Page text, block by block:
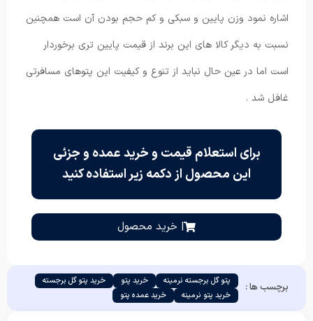
اشاره نمود وزن پایین و سبکی و کم حجم بودن آن است همچنین
نسبت به دیگر کالا های این برند از قیمت پایین تری برخوردار
است اما در عین حال نباید از تنوع و کیفیت این پتوهای مسافرتی
غافل شد .
برای استعلام قیمت و خرید عمده و جزئی
این محصول از دکمه زیر استفاده کنید
| خرید محصول
برچسب ها : پتو گل برجسته نرمینه خرید پتو
خرید پتو گل برجسته
خرید پتو نرمینه
خرید عمده پتو